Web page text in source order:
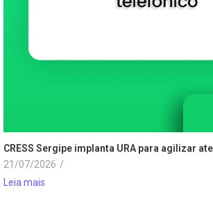
CRESS Sergipe implanta URA para agilizar
21/07/2026 /
Leia mais